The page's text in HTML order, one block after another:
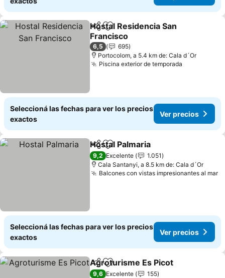
CompartirAñadir a favoritos
Hostal Residencia San
Francisco
Ver precios
6,5
695
Portocolom, a 5.4 km de: Cala d´Or
Piscina exterior de temporada
Seleccioná las fechas para ver los precios
exactos
Ver precios
CompartirAñadir a favoritos
Hostal Palmaria
9,2 Excelente
1.051
Cala Santanyi, a 8.5 km de: Cala d´Or
Balcones con vistas impresionantes al mar
Seleccioná las fechas para ver los precios
exactos
Ver precios
CompartirAñadir a favoritos
Agroturisme Es Picot
9,6 Excelente
155